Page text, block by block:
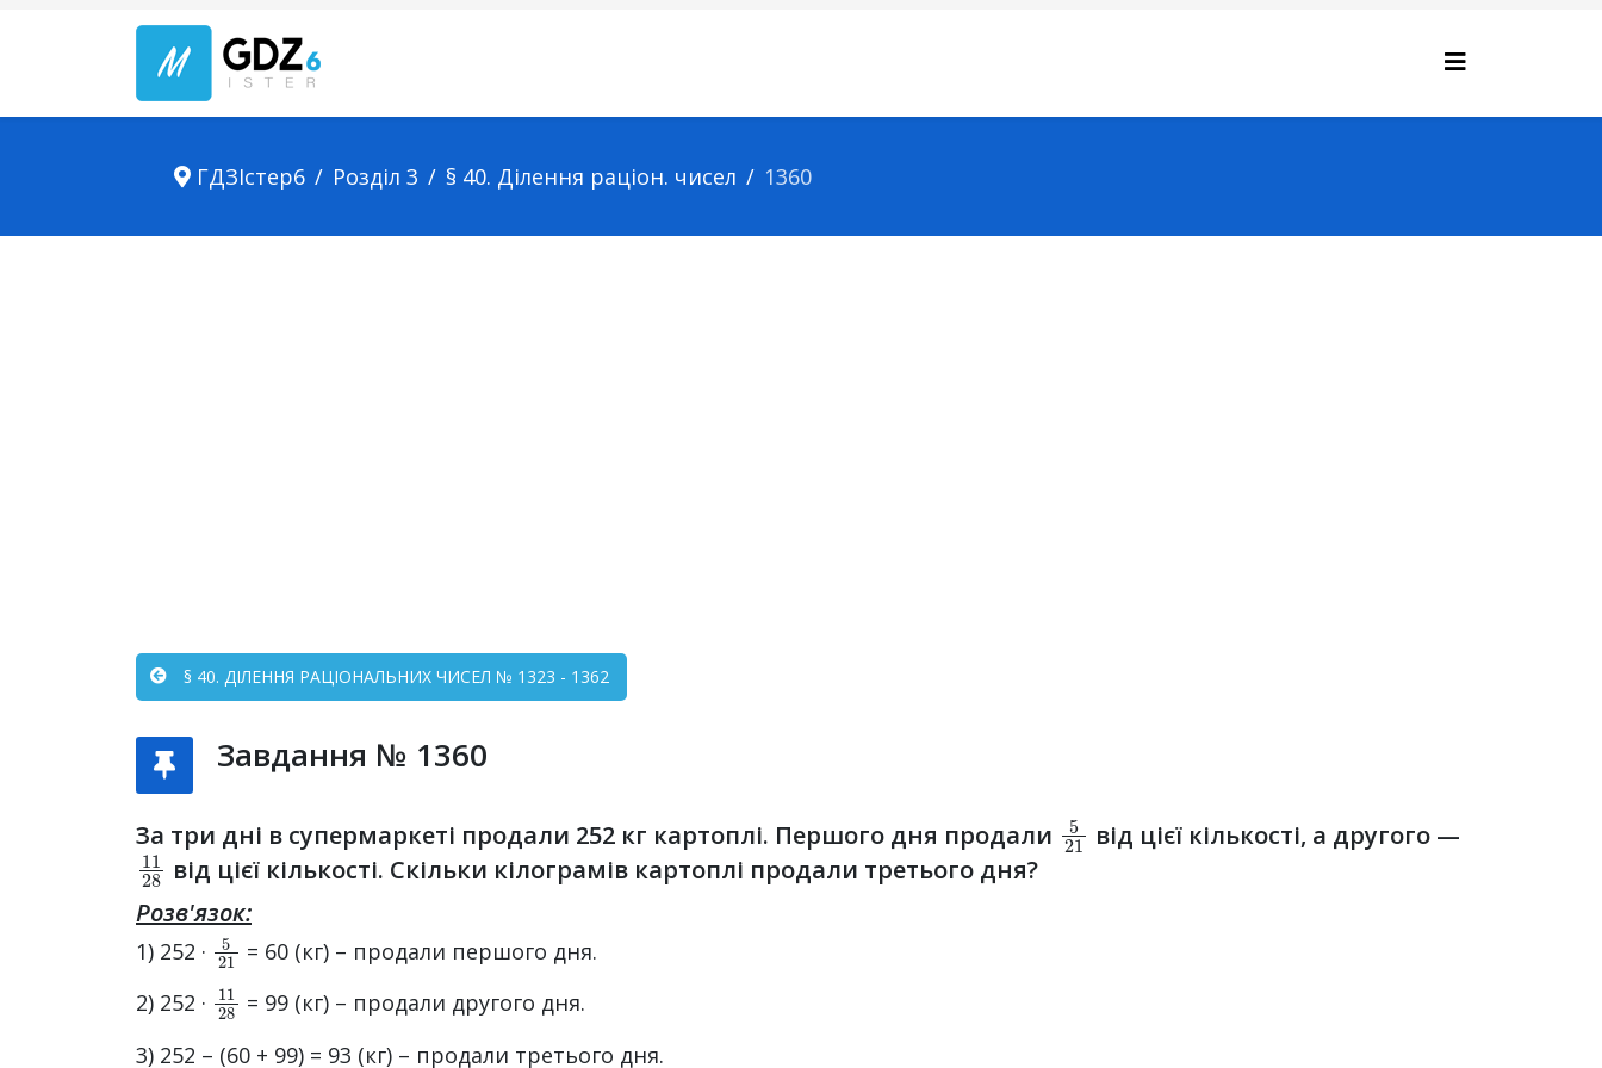
ГДЗІстер6 Розділ 3 § 40. Ділення раціон. чисел 1360
§ 40. ДІЛЕННЯ РАЦІОНАЛЬНИХ ЧИСЕЛ № 1323 - 1362
Завдання № 1360
За три дні в супермаркеті продали 252 кг картоплі. Першого дня продали
521
від цієї кількості, а другого —
11 28
від цієї кількості. Скільки кілограмів картоплі продали третього дня?
Розв'язок:
1) 252 · 521= 60 (кг) – продали першого дня.
2) 252 · 11 = 99 (кг) – продали другого дня.
3) 252 – (60 + 99) = 93 (кг) – продали третього дня.